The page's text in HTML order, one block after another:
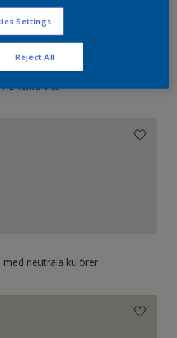
Vita
med neutrala kulörer
Settings
Reject All